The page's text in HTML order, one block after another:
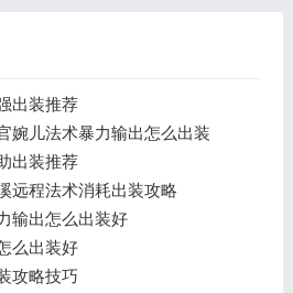
出装推荐
婉儿法术暴力输出怎么出装
出装推荐
远程法术消耗出装攻略
输出怎么出装好
么出装好
攻略技巧